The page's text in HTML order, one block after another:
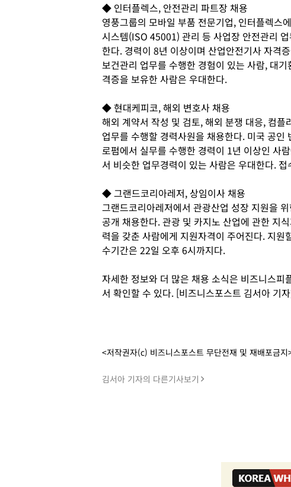
◆ 인터플렉스, 안전관리 파트장 채용
영풍그룹의 모바일 부품 전문기업, 인터플렉스
시스템(ISO 45001) 관리 등 사업장 안전관리
한다. 경력이 8년 이상이며 산업안전기사 자격
보건관리 업무를 수행한 경험이 있는 사람, 대
격증을 보유한 사람은 우대한다.
◆ 현대케피코, 해외 변호사 채용
해외 계약서 작성 및 검토, 해외 분쟁 대응, 컴플
업무를 수행할 경력사원을 채용한다. 미국 공
로펌에서 실무를 수행한 경력이 1년 이상인 사
서 비슷한 업무경력이 있는 사람은 우대한다.
◆ 그랜드코리아레저, 상임이사 채용
그랜드코리아레저에서 관광산업 성장 지원을
공개 채용한다. 관광 및 카지노 산업에 관한 지
력을 갖춘 사람에게 지원자격이 주어진다. 지
수기간은 22일 오후 6시까지다.
자세한 정보와 더 많은 채용 소식은 비즈니스
서 확인할 수 있다. [비즈니스포스트 김서아 기
<저작권자(c) 비즈니스포스트 무단전재 및 재배포금지
김서아 기자의 다른기사보기